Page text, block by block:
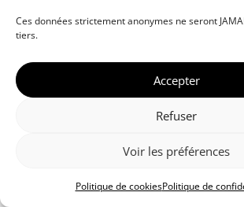
Ces données strictement anonymes ne seront
tiers.
Accepter
Refuser
Voir les préférences
Politique de cookiesPolitique de
musicale • Certifications